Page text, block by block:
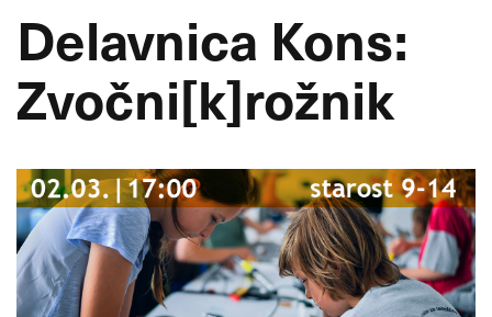
Delavnica Kons:
Zvočni[k]rožnik